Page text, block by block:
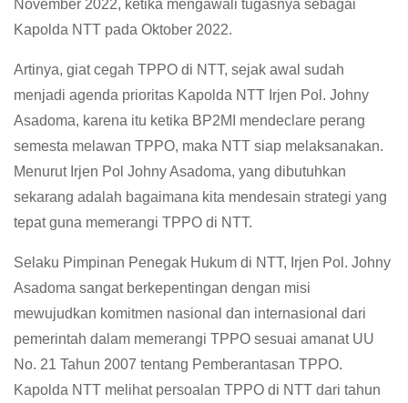
November 2022, ketika mengawali tugasnya sebagai
Kapolda NTT pada Oktober 2022.
Artinya, giat cegah TPPO di NTT, sejak awal sudah
menjadi agenda prioritas Kapolda NTT Irjen Pol. Johny
Asadoma, karena itu ketika BP2MI mendeclare perang
semesta melawan TPPO, maka NTT siap melaksanakan.
Menurut Irjen Pol Johny Asadoma, yang dibutuhkan
sekarang adalah bagaimana kita mendesain strategi yang
tepat guna memerangi TPPO di NTT.
Selaku Pimpinan Penegak Hukum di NTT, Irjen Pol. Johny
Asadoma sangat berkepentingan dengan misi
mewujudkan komitmen nasional dan internasional dari
pemerintah dalam memerangi TPPO sesuai amanat UU
No. 21 Tahun 2007 tentang Pemberantasan TPPO.
Kapolda NTT melihat persoalan TPPO di NTT dari tahun